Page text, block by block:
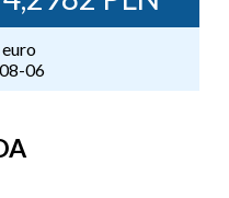
06